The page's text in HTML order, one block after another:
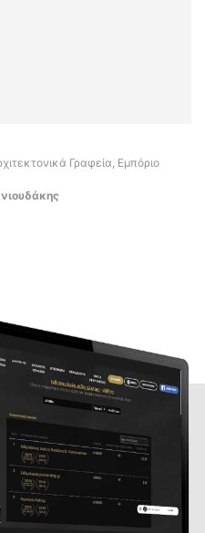
Γραφεία, Εμπόριο